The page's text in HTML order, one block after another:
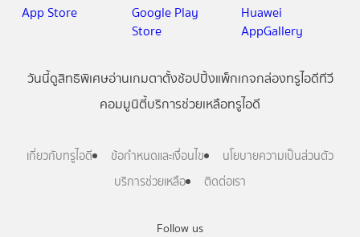
Follow us
วันนี้ดูสิทธิพิเศษอ่านเกมตาตั้งช้อปปิ้งแพ็กเกจกล่องทรูไอดีทีวี
คอมมูนิตี้บริการช่วยเหลือทรูไอดี
เกี่ยวกับทรูไอดี ข้อกำหนดและเงื่อนไข
นโยบายความเป็นส่วนตัว
บริการช่วยเหลือ
ติดต่อเรา